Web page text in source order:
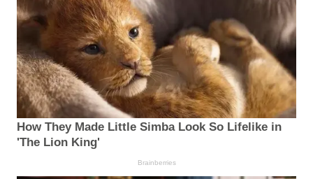
How They Made Little Simba Look So Lifelike in
'The Lion King'
Brainberries